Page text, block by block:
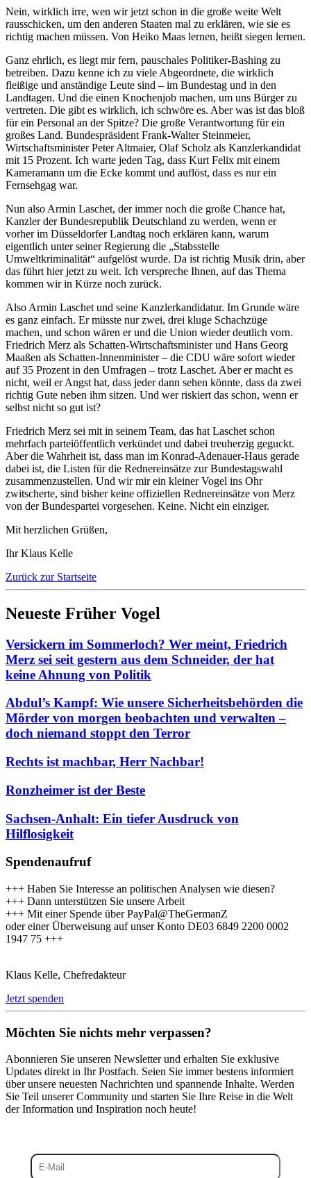
Nein, wirklich irre, wen wir jetzt schon in die große weite Welt
rausschicken, um den anderen Staaten mal zu erklären, wie sie es
richtig machen müssen. Von Heiko Maas lernen, heißt siegen lernen.
Ganz ehrlich, es liegt mir fern, pauschales Politiker-Bashing zu
betreiben. Dazu kenne ich zu viele Abgeordnete, die wirklich
fleißige und anständige Leute sind – im Bundestag und in den
Landtagen. Und die einen Knochenjob machen, um uns Bürger zu
vertreten. Die gibt es wirklich, ich schwöre es. Aber was ist das bloß
für ein Personal an der Spitze? Die große Verantwortung für ein
großes Land. Bundespräsident Frank-Walter Steinmeier,
Wirtschaftsminister Peter Altmaier, Olaf Scholz als Kanzlerkandidat
mit 15 Prozent. Ich warte jeden Tag, dass Kurt Felix mit einem
Kameramann um die Ecke kommt und auflöst, dass es nur ein
Fernsehgag war.
Nun also Armin Laschet, der immer noch die große Chance hat,
Kanzler der Bundesrepublik Deutschland zu werden, wenn er
vorher im Düsseldorfer Landtag noch erklären kann, warum
eigentlich unter seiner Regierung die „Stabsstelle
Umweltkriminalität“ aufgelöst wurde. Da ist richtig Musik drin, aber
das führt hier jetzt zu weit. Ich verspreche Ihnen, auf das Thema
kommen wir in Kürze noch zurück.
Also Armin Laschet und seine Kanzlerkandidatur. Im Grunde wäre
es ganz einfach. Er müsste nur zwei, drei kluge Schachzüge
machen, und schon wären er und die Union wieder deutlich vorn.
Friedrich Merz als Schatten-Wirtschaftsminister und Hans Georg
Maaßen als Schatten-Innenminister – die CDU wäre sofort wieder
auf 35 Prozent in den Umfragen – trotz Laschet. Aber er macht es
nicht, weil er Angst hat, dass jeder dann sehen könnte, dass da zwei
richtig Gute neben ihm sitzen. Und wer riskiert das schon, wenn er
selbst nicht so gut ist?
Friedrich Merz sei mit in seinem Team, das hat Laschet schon
mehrfach parteiöffentlich verkündet und dabei treuherzig geguckt.
Aber die Wahrheit ist, dass man im Konrad-Adenauer-Haus gerade
dabei ist, die Listen für die Rednereinsätze zur Bundestagswahl
zusammenzustellen. Und wir mir ein kleiner Vogel ins Ohr
zwitscherte, sind bisher keine offiziellen Rednereinsätze von Merz
von der Bundespartei vorgesehen. Keine. Nicht ein einziger.
Mit herzlichen Grüßen,
Ihr Klaus Kelle
Zurück zur Startseite
Neueste Früher Vogel
Versickern im Sommerloch? Wer meint, Friedrich
Merz sei seit gestern aus dem Schneider, der hat
keine Ahnung von Politik
Abdul’s Kampf: Wie unsere Sicherheitsbehörden die
Mörder von morgen beobachten und verwalten –
doch niemand stoppt den Terror
Rechts ist machbar, Herr Nachbar!
Ronzheimer ist der Beste
Sachsen-Anhalt: Ein tiefer Ausdruck von
Hilflosigkeit
Spendenaufruf
+++ Haben Sie Interesse an politischen Analysen wie diesen?
+++ Dann unterstützen Sie unsere Arbeit
+++ Mit einer Spende über PayPal@TheGermanZ
oder einer Überweisung auf unser Konto DE03 6849 2200 0002
1947 75 +++
Klaus Kelle, Chefredakteur
Jetzt spenden
Möchten Sie nichts mehr verpassen?
Abonnieren Sie unseren Newsletter und erhalten Sie exklusive
Updates direkt in Ihr Postfach. Seien Sie immer bestens informiert
über unsere neuesten Nachrichten und spannende Inhalte. Werden
Sie Teil unserer Community und starten Sie Ihre Reise in die Welt
der Information und Inspiration noch heute!